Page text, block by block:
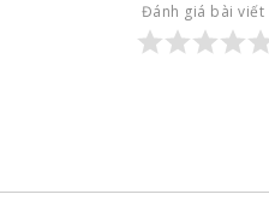
Đánh giá bài viết